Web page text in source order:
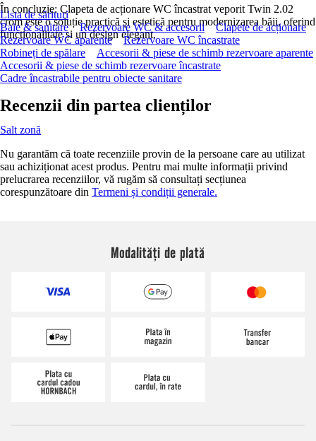
În concluzie: Clapeta de acționare WC încastrat veporit Twin 2.02
crom este o soluție practică și estetică pentru modernizarea băii, oferind
funcționalitate și un design elegant.
Lista de sărituri
Baie & sanitare
Rezervoare WC & accesorii
Clapete de acționare
Rezervoare WC aparente
Rezervoare WC încastrate
Robineți de spălare
Accesorii & piese de schimb rezervoare aparente
Accesorii & piese de schimb rezervoare încastrate
Cadre încastrabile pentru obiecte sanitare
Recenzii din partea clienților
Salt zonă
Nu garantăm că toate recenziile provin de la persoane care au utilizat
sau achiziționat acest produs. Pentru mai multe informații privind
prelucrarea recenziilor, vă rugăm să consultați secțiunea
corespunzătoare din Termeni și condiții generale.
Modalități de plată